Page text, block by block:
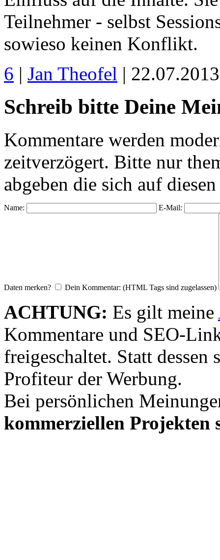
Teilnehmer - selbst
sowieso keinen Konflikt.
6 | Jan Theofel |
Schreib bitte Deine
Kommentare werden
zeitverzögert. Bitte nur
abgeben die sich auf
Name: E-Mail:
Daten merken? Dein Kommentar: (HTML Tags sind zugelassen)
ACHTUNG: Es gilt meine
Kommentare und SEO-
freigeschaltet. Statt dessen
Profiteur der Werbung.
Bei persönlichen
kommerziellen Projekten